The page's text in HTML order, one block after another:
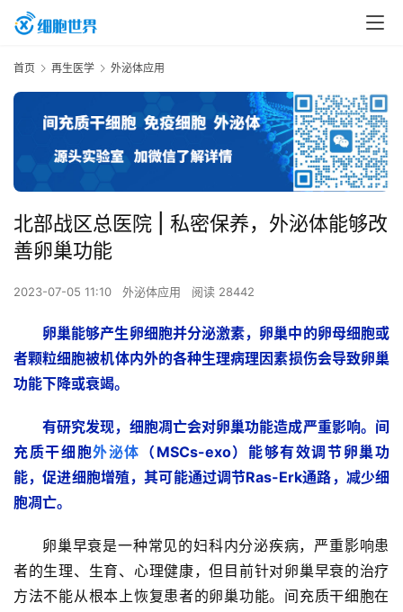
首页 再生医学 外泌体应用
北部战区总医院 | 私密保养，外泌体能够改
善卵巢功能
2023-07-05 11:10 外泌体应用 阅读 28442
卵巢能够产生卵细胞并分泌激素，卵巢中的卵母细胞或
者颗粒细胞被机体内外的各种生理病理因素损伤会导致卵巢
功能下降或衰竭。
有研究发现，细胞凋亡会对卵巢功能造成严重影响。间
充质干细胞外泌体 （MSCs-exo）能够有效调节卵巢功
能，促进细胞增殖，其可能通过调节Ras-Erk通路，减少细
胞凋亡。
卵巢早衰是一种常见的妇科内分泌疾病，严重影响患
者的生理、生育、心理健康，但目前针对卵巢早衰的治疗
方法不能从根本上恢复患者的卵巢功能。间充质干细胞在